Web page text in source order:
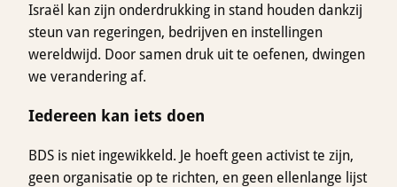
Israël kan zijn onderdrukking in stand houden dankzij
steun van regeringen, bedrijven en instellingen
wereldwijd. Door samen druk uit te oefenen, dwingen
we verandering af.
Iedereen kan iets doen
BDS is niet ingewikkeld. Je hoeft geen activist te zijn,
geen organisatie op te richten, en geen ellenlange lijst